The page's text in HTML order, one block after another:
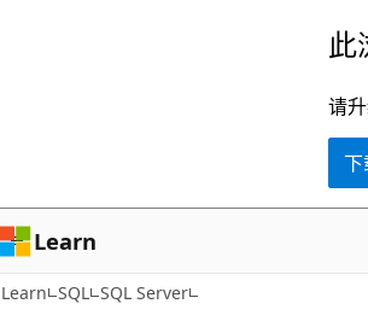
容
此
请
Learn
Learn SQL SQL Server